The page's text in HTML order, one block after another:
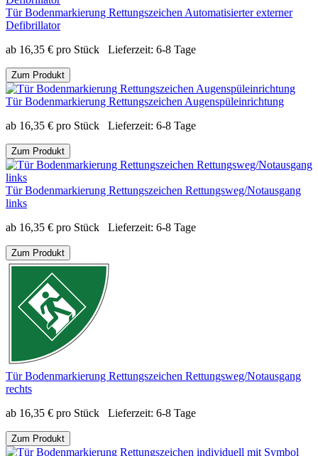
Tür Bodenmarkierung Rettungszeichen Automatisierter externer
Defibrillator
ab 16,35 € pro Stück Lieferzeit: 6-8 Tage
Zum Produkt
Tür Bodenmarkierung Rettungszeichen Augenspüleinrichtung
ab 16,35 € pro Stück Lieferzeit: 6-8 Tage
Zum Produkt
Tür Bodenmarkierung Rettungszeichen Rettungsweg/Notausgang
links
ab 16,35 € pro Stück Lieferzeit: 6-8 Tage
Zum Produkt
Tür Bodenmarkierung Rettungszeichen Rettungsweg/Notausgang
rechts
ab 16,35 € pro Stück Lieferzeit: 6-8 Tage
Zum Produkt